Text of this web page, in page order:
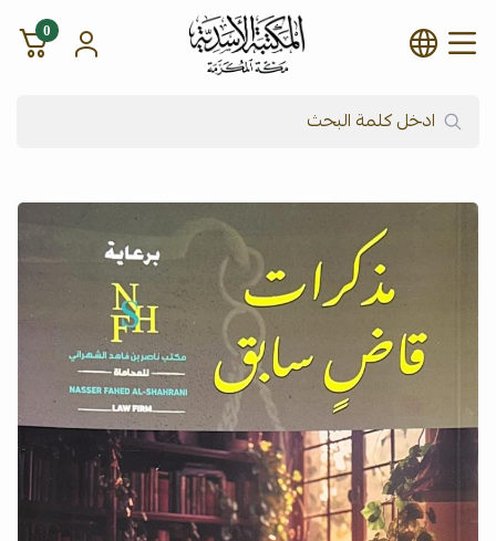
شركة المكتبة الأسدية للنشر
0